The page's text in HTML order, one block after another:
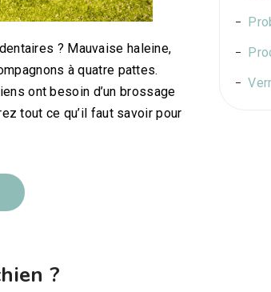
? Mauvaise haleine,
à quatre pattes.
ont besoin d’un brossage
tout ce qu’il faut savoir pour
?